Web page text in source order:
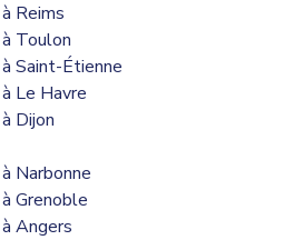
Reims
Toulon
Saint-Étienne
Le Havre
Dijon
Narbonne
Grenoble
Angers